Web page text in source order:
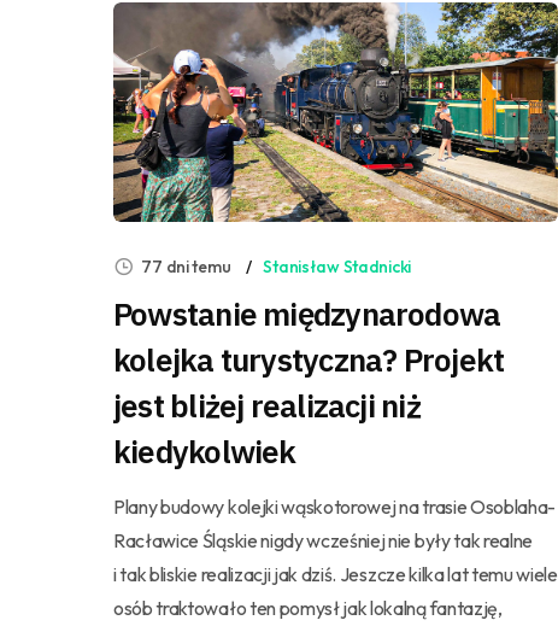
77 dni temu Stanisław Stadnicki
Powstanie międzynarodowa
kolejka turystyczna? Projekt
jest bliżej realizacji niż
kiedykolwiek
Plany budowy kolejki wąskotorowej na trasie Osoblaha-
Racławice Śląskie nigdy wcześniej nie były tak realne
i tak bliskie realizacji jak dziś. Jeszcze kilka lat temu wiele
osób traktowało ten pomysł jak lokalną fantazję,